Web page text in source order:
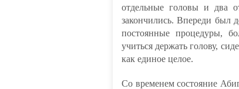
отдельные головы и два
закончились. Впереди был
постоянные процедуры,
учиться держать голову,
как единое целое.
Со временем состояние